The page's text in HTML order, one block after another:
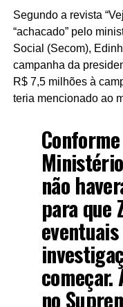
Segundo a revista
“achacado” pelo
Social (Secom),
campanha da
R$ 7,5 milhões à
teria mencionado ao
não
para que
começar.
no